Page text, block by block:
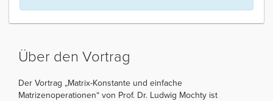
Über den Vortrag
Der Vortrag „Matrix-Konstante und einfache
Matrizenoperationen“ von Prof. Dr. Ludwig Mochty ist